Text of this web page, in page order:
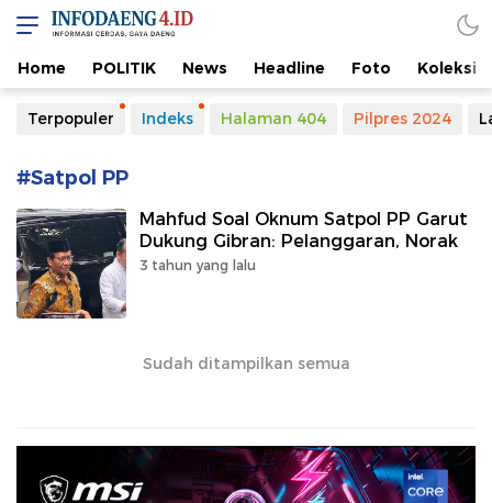
Home POLITIK News Headline Foto Koleksi
Terpopuler Indeks Halaman 404 Pilpres 2024
#Satpol PP
Mahfud Soal Oknum Satpol PP Garut
Dukung Gibran: Pelanggaran, Norak
3 tahun yang lalu
Sudah ditampilkan semua